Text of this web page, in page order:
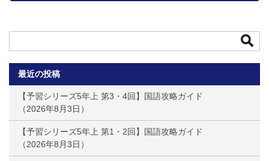
最近の投稿
【予習シリーズ5年上 第3・4回】国語攻略ガイド
2026年8月3日
【予習シリーズ5年上 第1・2回】国語攻略ガイド
2026年8月3日